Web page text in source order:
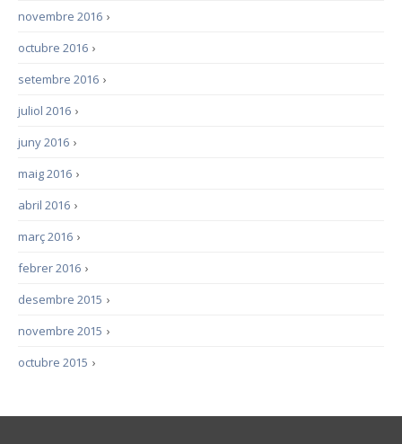
›
novembre 2016
›
octubre 2016
›
setembre 2016
›
juliol 2016
›
juny 2016
›
maig 2016
›
abril 2016
›
març 2016
›
febrer 2016
›
desembre 2015
›
novembre 2015
›
octubre 2015